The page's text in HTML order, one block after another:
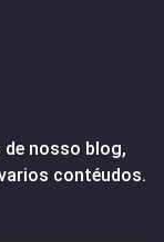
de nosso blog,
contéudos.